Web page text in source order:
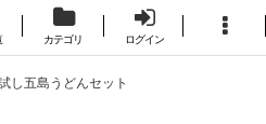
カテゴリ ログイン
し五島うどんセット